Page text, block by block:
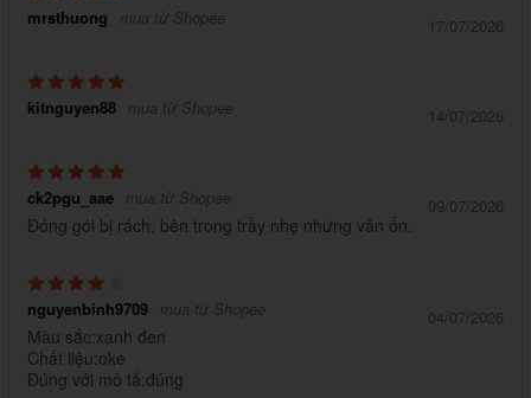
mrsthuong mua từ Shopee 17/07/2026
kitnguyen88 mua từ Shopee 14/07/2026
ck2pgu_aae mua từ Shopee 09/07/2026
Đóng gói bị rách, bên trong trầy nhẹ nhưng vẫn ổn.
nguyenbinh9709 mua từ Shopee 04/07/2026
Màu sắc:xanh đen
Chất liệu:oke
Đúng với mô tả:đúng